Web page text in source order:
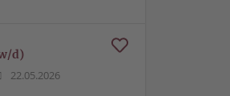
d)
22.05.2026